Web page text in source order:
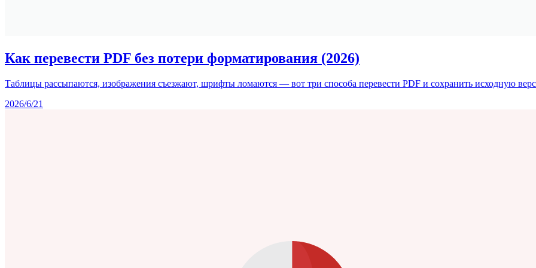
Как перевести PDF без потери форматирования (2026)
Таблицы рассыпаются, изображения съезжают, шрифты ломаются — вот три способа перевести PDF и сохранить исходную
2026/6/21